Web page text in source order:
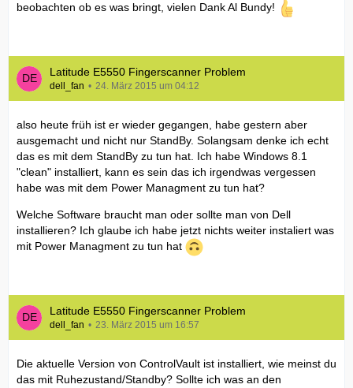
beobachten ob es was bringt, vielen Dank Al Bundy!
Latitude E5550 Fingerscanner Problem
dell_fan 24. März 2015 um 04:12
also heute früh ist er wieder gegangen, habe gestern aber
ausgemacht und nicht nur StandBy. Solangsam denke ich echt
das es mit dem StandBy zu tun hat. Ich habe Windows 8.1
"clean" installiert, kann es sein das ich irgendwas vergessen
habe was mit dem Power Managment zu tun hat?
Welche Software braucht man oder sollte man von Dell
installieren? Ich glaube ich habe jetzt nichts weiter instaliert was
mit Power Managment zu tun hat
Latitude E5550 Fingerscanner Problem
dell_fan 23. März 2015 um 16:57
Die aktuelle Version von ControlVault ist installiert, wie meinst du
das mit Ruhezustand/Standby? Sollte ich was an den